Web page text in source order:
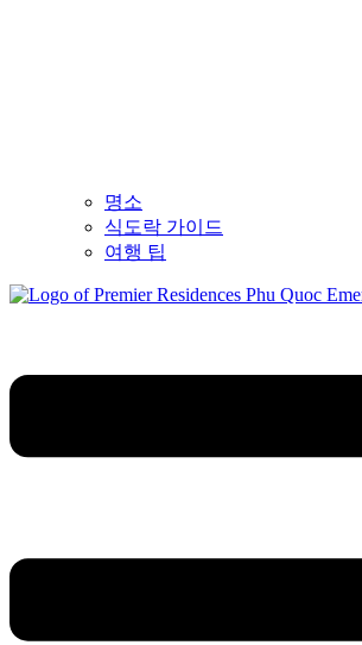
명소
식도락 가이드
여행 팁